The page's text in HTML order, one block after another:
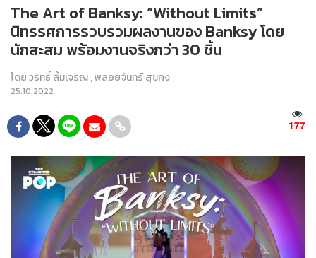
The Art of Banksy: “Without Limits”
นิทรรศการรวบรวมผลงานของ Banksy โดย
นักสะสม พร้อมงานจริงกว่า 30 ชิ้น
โดยวริทธิ์ ลิ้มเจริญ,พลอยจันทร์ สุขคง
25.10.2022
177